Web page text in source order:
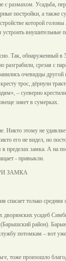
размахом. Усадьба,
постройки, а также
которой
внушительные
Так, обнаруженный в
разграбили, срезая с
очевидцы
трос, дёрнули
– суеверно
зияет в сумерках.
Никто этому не
его не видел, но
в пределах замка. А на
- привыкли.
спасает только
дворянских усадеб
район).
потомкам – вот
тоже произошло